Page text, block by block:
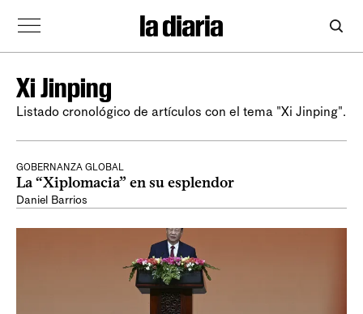
Xi Jinping
Listado cronológico de artículos con el tema "Xi Jinping".
GOBERNANZA GLOBAL
La “Xiplomacia” en su esplendor
Daniel Barrios